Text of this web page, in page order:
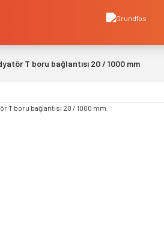
T boru bağlantısı 20 / 1000 mm